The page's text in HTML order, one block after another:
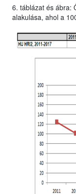
6. táblázat és ábra:
alakulása, ahol a